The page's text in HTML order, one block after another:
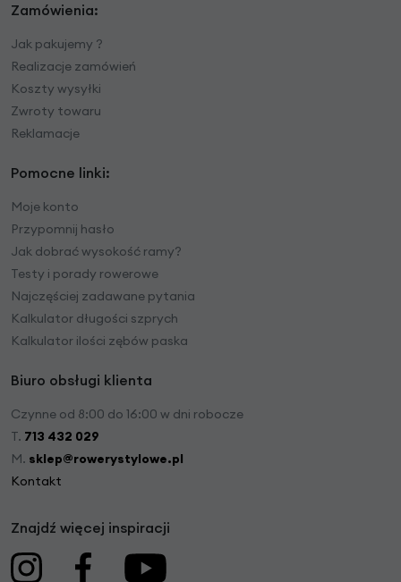
Zamówienia:
Jak pakujemy ?
Realizacje zamówień
Koszty wysyłki
Zwroty towaru
Reklamacje
Pomocne linki:
Moje konto
Przypomnij hasło
Jak dobrać wysokość ramy?
Testy i porady rowerowe
Najczęściej zadawane pytania
Kalkulator długości szprych
Kalkulator ilości zębów paska
Biuro obsługi klienta
Czynne od 8:00 do 16:00 w dni robocze
T. 713 432 029
M. sklep@rowerystylowe.pl
Kontakt
Znajdź więcej inspiracji